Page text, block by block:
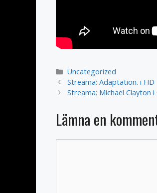
Kategorier
Uncategorized
Streama: Adaptation. i HD
Streama: Michael Clayton i
Lämna en